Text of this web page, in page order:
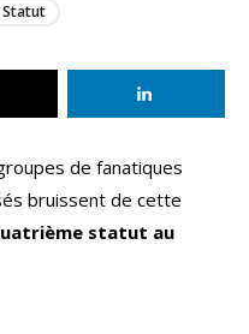
Statut
de fanatiques
bruissent de cette
statut au